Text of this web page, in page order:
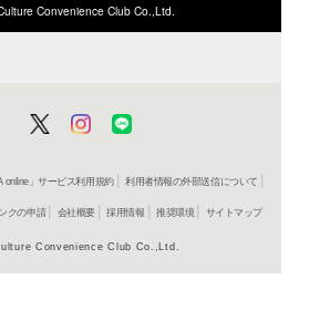
ISBN/JANから探す